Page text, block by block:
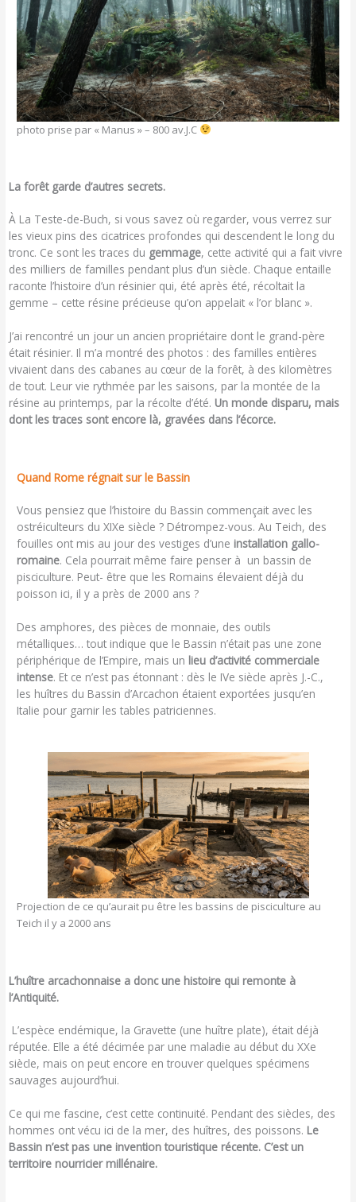
photo prise par « Manus » – 800 av.J.C
La forêt garde d’autres secrets.
À La Teste-de-Buch, si vous savez où regarder, vous verrez sur
les vieux pins des cicatrices profondes qui descendent le long du
tronc. Ce sont les traces du gemmage, cette activité qui a fait vivre
des milliers de familles pendant plus d’un siècle. Chaque entaille
raconte l’histoire d’un résinier qui, été après été, récoltait la
gemme – cette résine précieuse qu’on appelait « l’or blanc ».
J’ai rencontré un jour un ancien propriétaire dont le grand-père
était résinier. Il m’a montré des photos : des familles entières
vivaient dans des cabanes au cœur de la forêt, à des kilomètres
de tout. Leur vie rythmée par les saisons, par la montée de la
résine au printemps, par la récolte d’été. Un monde disparu, mais
dont les traces sont encore là, gravées dans l’écorce.
Quand Rome régnait sur le Bassin
Vous pensiez que l’histoire du Bassin commençait avec les
ostréiculteurs du XIXe siècle ? Détrompez-vous. Au Teich, des
fouilles ont mis au jour des vestiges d’une installation gallo-
romaine. Cela pourrait même faire penser à un bassin de
pisciculture. Peut- être que les Romains élevaient déjà du
poisson ici, il y a près de 2000 ans ?
Des amphores, des pièces de monnaie, des outils
métalliques… tout indique que le Bassin n’était pas une zone
périphérique de l’Empire, mais un lieu d’activité commerciale
intense. Et ce n’est pas étonnant : dès le IVe siècle après J.-C.,
les huîtres du Bassin d’Arcachon étaient exportées jusqu’en
Italie pour garnir les tables patriciennes.
Projection de ce qu’aurait pu être les bassins de pisciculture au
Teich il y a 2000 ans
L’huître arcachonnaise a donc une histoire qui remonte à
l’Antiquité.
L’espèce endémique, la Gravette (une huître plate), était déjà
réputée. Elle a été décimée par une maladie au début du XXe
siècle, mais on peut encore en trouver quelques spécimens
sauvages aujourd’hui.
Ce qui me fascine, c’est cette continuité. Pendant des siècles, des
hommes ont vécu ici de la mer, des huîtres, des poissons. Le
Bassin n’est pas une invention touristique récente. C’est un
territoire nourricier millénaire.